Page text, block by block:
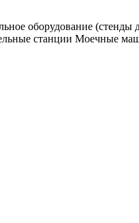
оборудование (стенды
станции Моечные